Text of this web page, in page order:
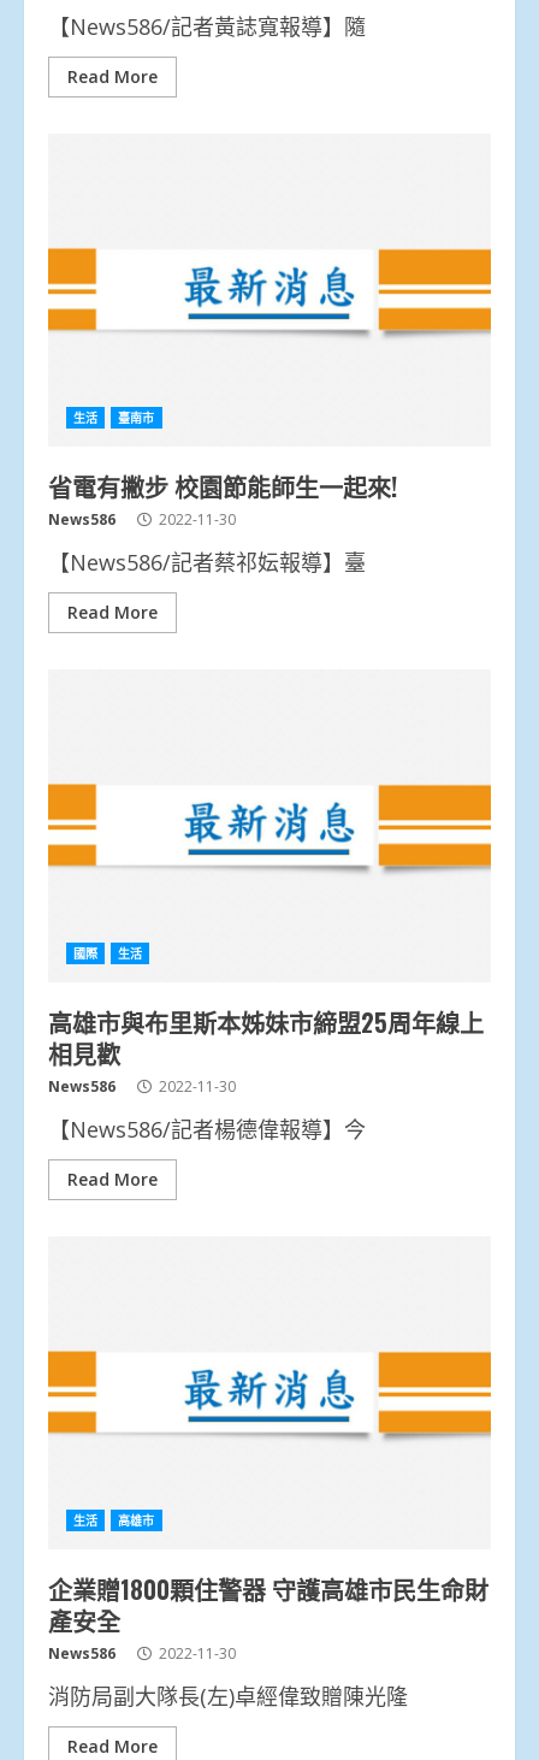
【News586/記者黃誌寬報導】隨
Read More
生活 臺南市
省電有撇步 校園節能師生一起來!
News586 2022-11-30
【News586/記者蔡祁妘報導】臺
Read More
國際 生活
高雄市與布里斯本姊妹市締盟25周年線上
相見歡
News586 2022-11-30
【News586/記者楊德偉報導】今
Read More
生活 高雄市
企業贈1800顆住警器 守護高雄市民生命財
產安全
News586 2022-11-30
消防局副大隊長(左)卓經偉致贈陳光隆
Read More